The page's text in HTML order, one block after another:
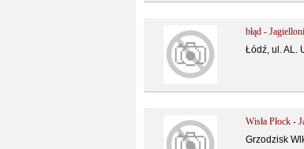
błąd -
Łódź, ul. AL.
Wisła Płock -
Grzodzisk